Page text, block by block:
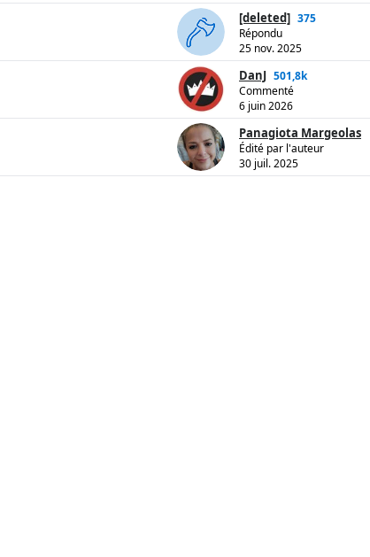
[deleted] 375
Répondu
25 nov. 2025
DanJ 501,8k
Commenté
6 juin 2026
Panagiota Margeolas
Édité par l'auteur
30 juil. 2025